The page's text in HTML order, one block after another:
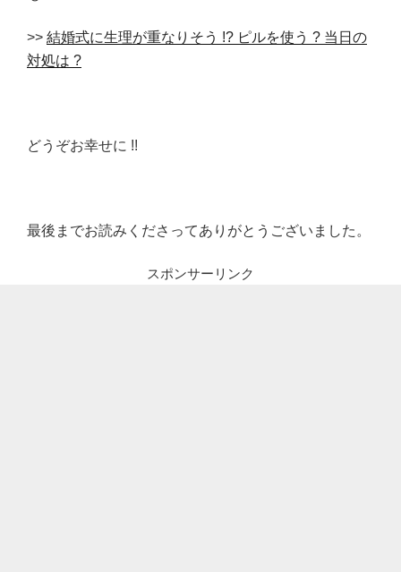
>> 結婚式に生理が重なりそう !? ピルを使う ? 当日の
対処は ?
どうぞお幸せに !!
最後までお読みくださってありがとうございました。
スポンサーリンク